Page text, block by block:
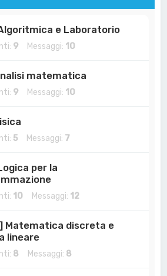
e Laboratorio
9 Messaggi: 10
matematica
9 Messaggi: 10
5 Messaggi: 7
per la
10 Messaggi: 12
Matematica discreta e
lineare
8 Messaggi: 8